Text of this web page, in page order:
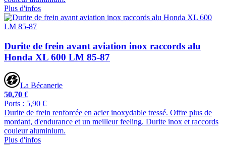
Plus d'infos
Durite de frein avant aviation inox raccords alu
Honda XL 600 LM 85-87
La Bécanerie
50,70 €
Ports : 5,90 €
Durite de frein renforcée en acier inoxydable tressé. Offre plus de
mordant, d'endurance et un meilleur feeling. Durite inox et raccords
couleur aluminium.
Plus d'infos